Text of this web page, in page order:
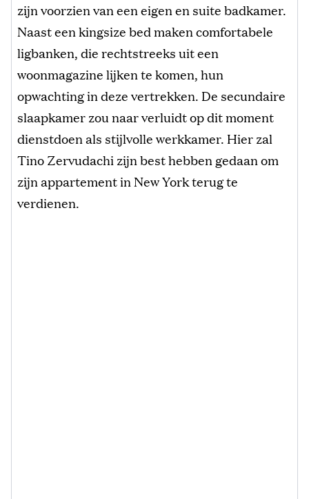
zijn voorzien van een eigen en suite badkamer.
Naast een kingsize bed maken comfortabele
ligbanken, die rechtstreeks uit een
woonmagazine lijken te komen, hun
opwachting in deze vertrekken. De secundaire
slaapkamer zou naar verluidt op dit moment
dienstdoen als stijlvolle werkkamer. Hier zal
Tino Zervudachi zijn best hebben gedaan om
zijn appartement in New York terug te
verdienen.